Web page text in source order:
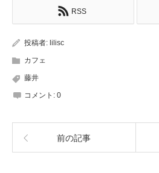
RSS
投稿者: lilisc
カフェ
藤井
コメント: 0
前の記事